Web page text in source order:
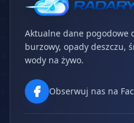
Aktualne dane pogodowe
burzowy, opady deszczu,
wody na żywo.
Obserwuj nas na